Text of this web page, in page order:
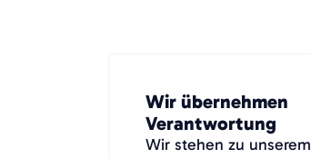
Wir übernehmen
Verantwortung
Wir stehen zu unserem